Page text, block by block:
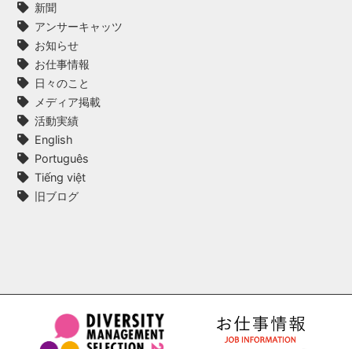
新聞
アンサーキャッツ
お知らせ
お仕事情報
日々のこと
メディア掲載
活動実績
English
Português
Tiếng việt
旧ブログ